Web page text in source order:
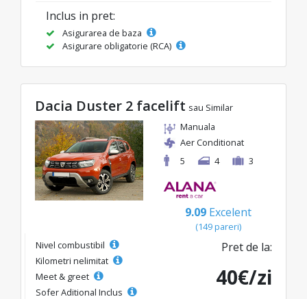
Inclus in pret:
Asigurarea de baza
Asigurare obligatorie (RCA)
Dacia Duster 2 facelift sau Similar
Manuala
Aer Conditionat
5
4 3
9.09 Excelent
(149 pareri)
Nivel combustibil
Kilometri nelimitat
Meet & greet
Sofer Aditional Inclus
Pret de la:
40€/zi